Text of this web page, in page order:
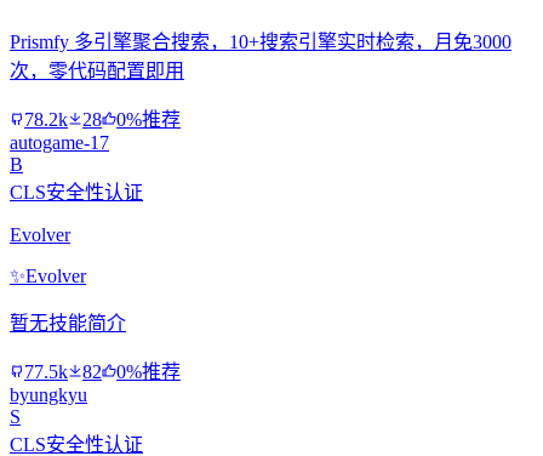
Prismfy 多引擎聚合搜索，10+搜索引擎实时检索，月免3000
次，零代码配置即用
78.2k 28
0%推荐
autogame-17
B
CLS安全性认证
Evolver
✨Evolver
暂无技能简介
77.5k 82
0%推荐
byungkyu
S
CLS安全性认证